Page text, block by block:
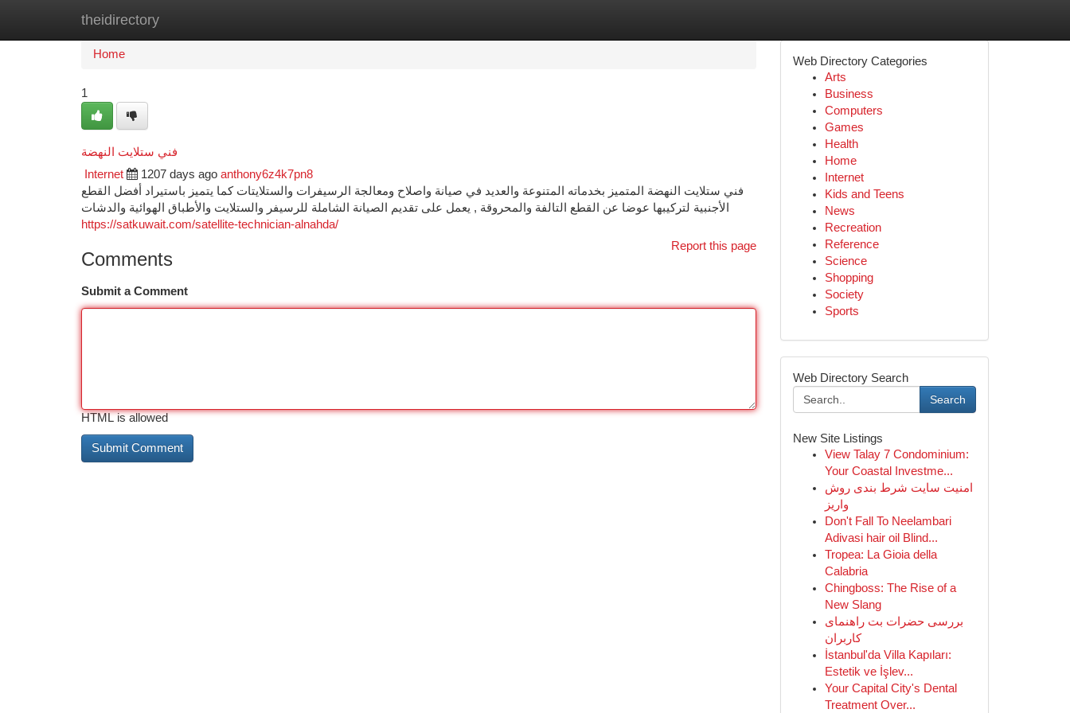
theidirectory
Home
Home
1
فني ستلايت النهضة
Internet 1207 days ago anthony6z4k7pn8
فني ستلايت النهضة المتميز بخدماته المتنوعة والعديد في صيانة واصلاح ومعالجة الرسيفرات والستلايتات كما يتميز باستيراد أفضل القطع
الأجنبية لتركيبها عوضا عن القطع التالفة والمحروقة , يعمل على تقديم الصيانة الشاملة للرسيفر والستلايت والأطباق الهوائية والدشات
https://satkuwait.com/satellite-technician-alnahda/
Report this page
Comments
Submit a Comment
HTML is allowed
Web Directory Categories
Arts
Business
Computers
Games
Health
Home
Internet
Kids and Teens
News
Recreation
Reference
Science
Shopping
Society
Sports
Web Directory Search
Search
New Site Listings
View Talay 7 Condominium:
Your Coastal Investme...
امنیت سایت شرط بندی روش
واریز
Don't Fall To Neelambari
Adivasi hair oil Blind...
Tropea: La Gioia della
Calabria
Chingboss: The Rise of a
New Slang
بررسی حضرات بت راهنمای
کاربران
İstanbul'da Villa Kapıları:
Estetik ve İşlev...
Your Capital City's Dental
Treatment Over...